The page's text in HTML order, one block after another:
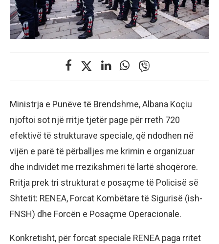
Ministrja e Punëve të Brendshme, Albana Koçiu
njoftoi sot një rritje tjetër page për rreth 720
efektivë të strukturave speciale, që ndodhen në
vijën e parë të përballjes me krimin e organizuar
dhe individët me rrezikshmëri të lartë shoqërore.
Rritja prek tri strukturat e posaçme të Policisë së
Shtetit: RENEA, Forcat Kombëtare të Sigurisë (ish-
FNSH) dhe Forcën e Posaçme Operacionale.
Konkretisht, për forcat speciale RENEA paga rritet